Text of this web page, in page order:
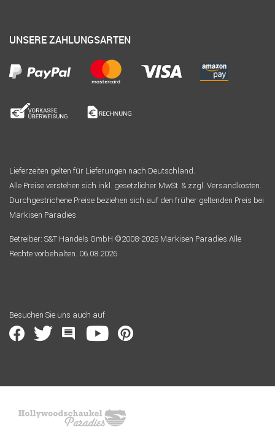
UNSERE ZAHLUNGSARTEN
Lieferzeiten gelten für Lieferungen nach Deutschland.
Alle Preise verstehen sich inkl. gesetzlicher MwSt. & zzgl. Versandkosten.
Durchgestrichene Preise beziehen sich auf den früher geltenden Preis bei
Markisen Paradies
Betreiber: S&T Handels GmbH ©2008-2026 Markisen Paradies Alle
Rechte vorbehalten. 06.08.2026
Besuchen Sie uns auch auf